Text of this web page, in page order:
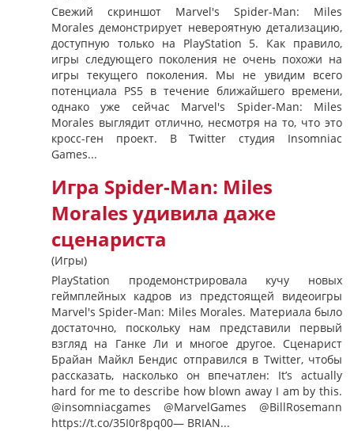
Свежий скриншот Marvel's Spider-Man: Miles
Morales демонстрирует невероятную детализацию,
доступную только на PlayStation 5. Как правило,
игры следующего поколения не очень похожи на
игры текущего поколения. Мы не увидим всего
потенциала PS5 в течение ближайшего времени,
однако уже сейчас Marvel's Spider-Man: Miles
Morales выглядит отлично, несмотря на то, что это
кросс-ген проект. В Twitter студия Insomniac
Games...
Игра Spider-Man: Miles
Morales удивила даже
сценариста
(Игры)
PlayStation продемонстрировала кучу новых
геймплейных кадров из предстоящей видеоигры
Marvel's Spider-Man: Miles Morales. Материала было
достаточно, поскольку нам представили первый
взгляд на Ганке Ли и многое другое. Сценарист
Брайан Майкл Бендис отправился в Twitter, чтобы
рассказать, насколько он впечатлен: It’s actually
hard for me to describe how blown away I am by this.
@insomniacgames @MarvelGames @BillRosemann
https://t.co/35I0r8pq00— BRIAN...